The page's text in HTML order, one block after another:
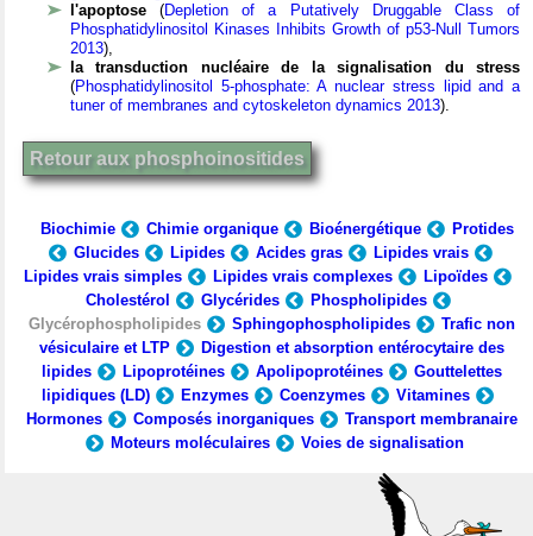
l'apoptose (Depletion of a Putatively Druggable Class of
Phosphatidylinositol Kinases Inhibits Growth of p53-Null Tumors
2013),
la transduction nucléaire de la signalisation du stress
(Phosphatidylinositol 5-phosphate: A nuclear stress lipid and a
tuner of membranes and cytoskeleton dynamics 2013).
Retour aux phosphoinositides
Biochimie Chimie organique Bioénergétique
Protides
Glucides
Lipides Acides gras
Lipides vrais
Lipides vrais simples
Lipides vrais complexes
Lipoïdes
Cholestérol
Glycérides
Phospholipides
Glycérophospholipides
Sphingophospholipides
Trafic non
vésiculaire et LTP
Digestion et absorption entérocytaire des
lipides
Lipoprotéines Apolipoprotéines
Gouttelettes
lipidiques (LD)
Enzymes Coenzymes
Vitamines
Hormones
Composés inorganiques
Transport membranaire
Moteurs moléculaires
Voies de signalisation